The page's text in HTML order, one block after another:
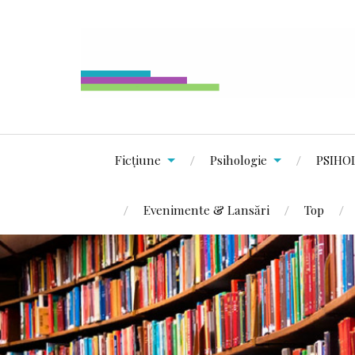
Ficțiune Psihologie
Evenimente & Lansări Top